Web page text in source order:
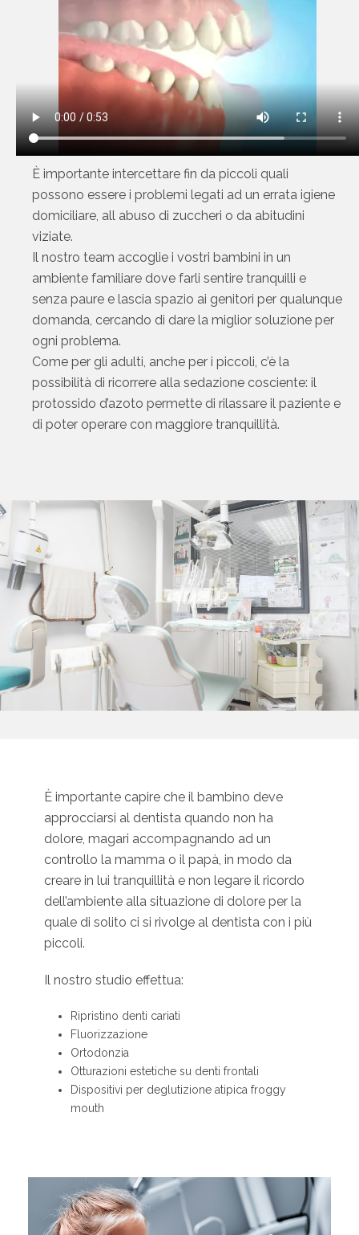
È importante intercettare fin da piccoli quali
possono essere i problemi legati ad un errata igiene
domiciliare, all abuso di zuccheri o da abitudini
viziate.
Il nostro team accoglie i vostri bambini in un
ambiente familiare dove farli sentire tranquilli e
senza paure e lascia spazio ai genitori per qualunque
domanda, cercando di dare la miglior soluzione per
ogni problema.
Come per gli adulti, anche per i piccoli, c’è la
possibilità di ricorrere alla sedazione cosciente: il
protossido d’azoto permette di rilassare il paziente e
di poter operare con maggiore tranquillità.
È importante capire che il bambino deve
approcciarsi al dentista quando non ha
dolore, magari accompagnando ad un
controllo la mamma o il papà, in modo da
creare in lui tranquillità e non legare il ricordo
dell’ambiente alla situazione di dolore per la
quale di solito ci si rivolge al dentista con i più
piccoli.
Il nostro studio effettua:
Ripristino denti cariati
Fluorizzazione
Ortodonzia
Otturazioni estetiche su denti frontali
Dispositivi per deglutizione atipica froggy
mouth